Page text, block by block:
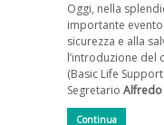
Oggi, nella
importante
sicurezza e alla
l’introduzione del
(Basic Life
Segretario
Continua